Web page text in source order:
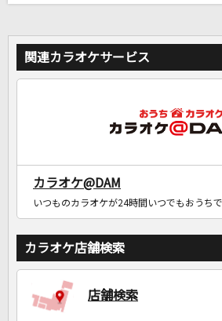
家族や友達と一緒に！練習
関連カラオケサービス
カラオケ@DAM
いつものカラオケが24時間いつでもおうち
カラオケ店舗検索
店舗検索